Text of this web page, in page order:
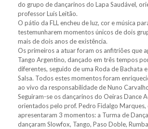
do grupo de dançarinos do Lapa Saudável,
professor Luís Leitão.
O pátio da FLL encheu de luz, cor e música
testemunharem momentos únicos de dois
mais de dois anos de existência.
Os primeiros a atuar foram os anfitriões que
Tango Argentino, dançado em três tempos
diferentes, seguido de uma Roda de Bachata
Salsa. Todos estes momentos foram
ao vivo da responsabilidade de Nuno
Seguiram-se os dançarinos do Oeiras Dance
orientados pelo prof. Pedro Fidalgo Marques,
apresentaram 3 momentos: a Turma de
dançaram Slowfox, Tango, Paso Doble,